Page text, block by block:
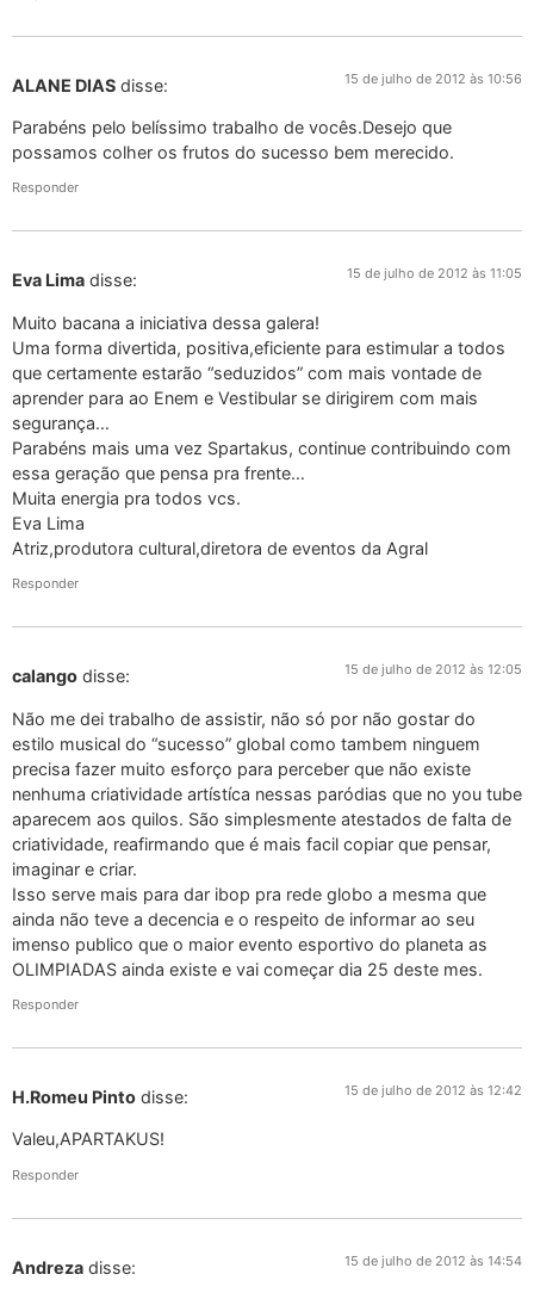
ALANE DIAS disse: 15 de julho de 2012 às 10:56
Parabéns pelo belíssimo trabalho de vocês.Desejo que
possamos colher os frutos do sucesso bem merecido.
Responder
Eva Lima disse: 15 de julho de 2012 às 11:05
Muito bacana a iniciativa dessa galera!
Uma forma divertida, positiva,eficiente para estimular a todos
que certamente estarão “seduzidos” com mais vontade de
aprender para ao Enem e Vestibular se dirigirem com mais
segurança…
Parabéns mais uma vez Spartakus, continue contribuindo com
essa geração que pensa pra frente…
Muita energia pra todos vcs.
Eva Lima
Atriz,produtora cultural,diretora de eventos da Agral
Responder
calango disse: 15 de julho de 2012 às 12:05
Não me dei trabalho de assistir, não só por não gostar do
estilo musical do “sucesso” global como tambem ninguem
precisa fazer muito esforço para perceber que não existe
nenhuma criatividade artístíca nessas paródias que no you tube
aparecem aos quilos. São simplesmente atestados de falta de
criatividade, reafirmando que é mais facil copiar que pensar,
imaginar e criar.
Isso serve mais para dar ibop pra rede globo a mesma que
ainda não teve a decencia e o respeito de informar ao seu
imenso publico que o maior evento esportivo do planeta as
OLIMPIADAS ainda existe e vai começar dia 25 deste mes.
Responder
H.Romeu Pinto disse: 15 de julho de 2012 às 12:42
Valeu,APARTAKUS!
Responder
Andreza disse: 15 de julho de 2012 às 14:54